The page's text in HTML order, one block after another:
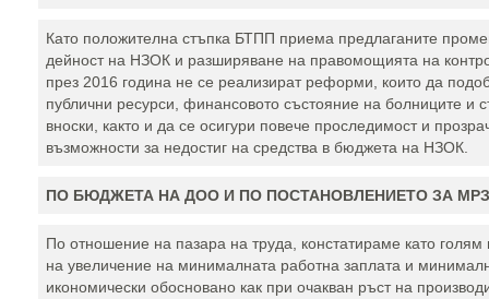
Като положителна стъпка БТПП приема предлаганите
дейност на НЗОК и разширяване на правомощията на
през 2016 година не се реализират реформи, които да
публични ресурси, финансовото състояние на болниците и
вноски, както и да се осигури повече проследимост и
възможности за недостиг на средства в бюджета на НЗОК.
ПО БЮДЖЕТА НА ДОО И ПО ПОСТАНОВЛЕНИЕТО ЗА МРЗ
По отношение на пазара на труда, констатираме като голям
на увеличение на минималната работна заплата и
икономически обосновано как при очакван ръст на